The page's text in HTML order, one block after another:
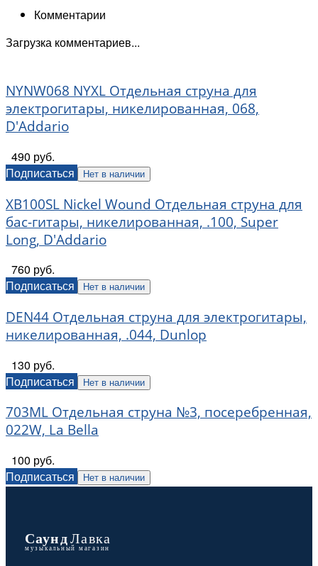
Комментарии
Загрузка комментариев...
NYNW068 NYXL Отдельная струна для
электрогитары, никелированная, 068,
D'Addario
490 руб.
Подписаться
Нет в наличии
XB100SL Nickel Wound Отдельная струна для
бас-гитары, никелированная, .100, Super
Long, D'Addario
760 руб.
Подписаться
Нет в наличии
DEN44 Отдельная струна для электрогитары,
никелированная, .044, Dunlop
130 руб.
Подписаться
Нет в наличии
703ML Отдельная струна №3, посеребренная,
022W, La Bella
100 руб.
Подписаться
Нет в наличии